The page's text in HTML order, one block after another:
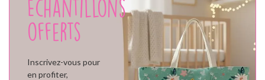
Échantillons
offerts
Inscrivez-vous pour
en profiter,